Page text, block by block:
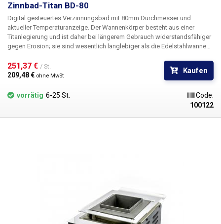
Zinnbad-Titan BD-80
Digital gesteuertes Verzinnungsbad mit 80mm Durchmesser und
aktueller Temperaturanzeige. Der Wannenkörper besteht aus einer
Titanlegierung und ist daher bei längerem Gebrauch widerstandsfähiger
gegen Erosion; sie sind wesentlich langlebiger als die Edelstahlwannen
Titanlegierung, aus der es hergestellt ist, wesentlich höhere
Betriebstemperaturen als Edelstahlbäder, nämlich bis zu 600°C im
251,37 € / St.
209,48 € ohne MwSt
Kaufen
vorrätig 6-25 St.
Code:
100122